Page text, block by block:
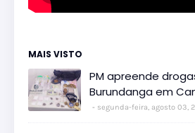
MAIS VISTO
PM apreende
Burundanga em
segunda-feira, agosto 03,